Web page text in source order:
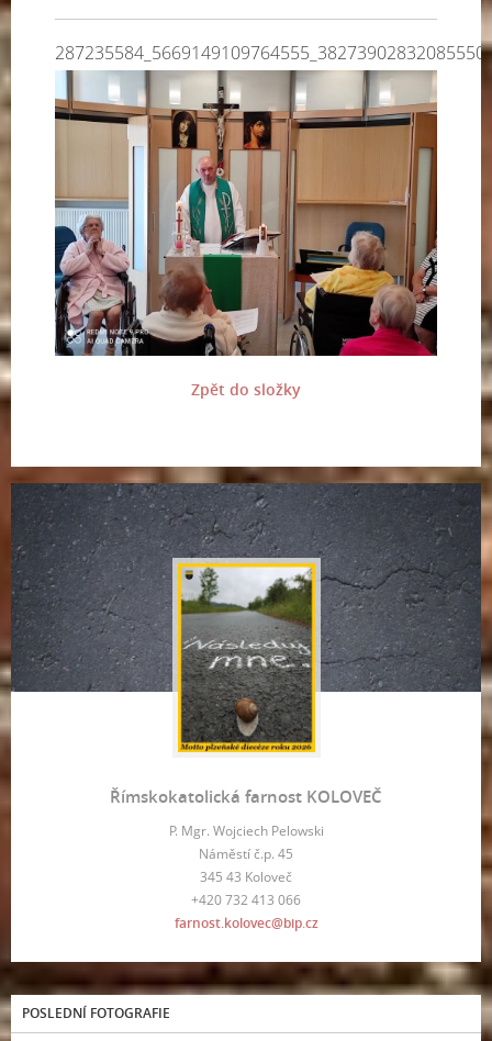
Zpět do složky
Římskokatolická farnost KOLOVEČ
P. Mgr. Wojciech Pelowski
Náměstí č.p. 45
345 43 Koloveč
+420 732 413 066
farnost.kolovec@bip.cz
POSLEDNÍ FOTOGRAFIE